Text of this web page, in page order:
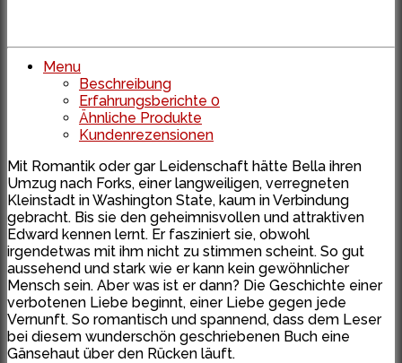
Menu
Beschreibung
Erfahrungsberichte 0
Ähnliche Produkte
Kundenrezensionen
Mit Romantik oder gar Leidenschaft hätte Bella ihren
Umzug nach Forks, einer langweiligen, verregneten
Kleinstadt in Washington State, kaum in Verbindung
gebracht. Bis sie den geheimnisvollen und attraktiven
Edward kennen lernt. Er fasziniert sie, obwohl
irgendetwas mit ihm nicht zu stimmen scheint. So gut
aussehend und stark wie er kann kein gewöhnlicher
Mensch sein. Aber was ist er dann? Die Geschichte einer
verbotenen Liebe beginnt, einer Liebe gegen jede
Vernunft. So romantisch und spannend, dass dem Leser
bei diesem wunderschön geschriebenen Buch eine
Gänsehaut über den Rücken läuft.